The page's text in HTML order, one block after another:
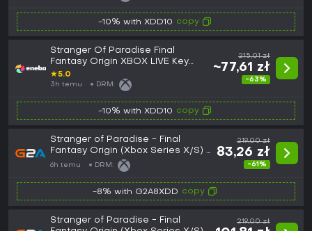
-10% with XDD10 copy
Stranger Of Paradise Final
Fantasy Origin XBOX LIVE Key
GLOBAL
★5.0
3h temu DRM:
215,01 zł
~77,61 zł
-63%
-10% with XDD10 copy
Stranger of Paradise - Final
Fantasy Origin (Xbox Series X/S) -
Xbox Live Key - EUROPE
6h temu DRM:
219,00 zł
83,26 zł
-61%
-8% with G2A8XDD copy
Stranger of Paradise - Final
219,00 zł